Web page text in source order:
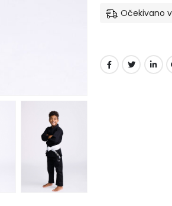
Očekivano